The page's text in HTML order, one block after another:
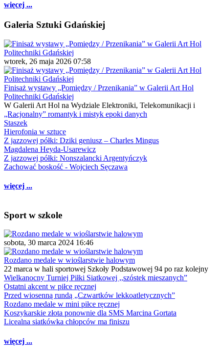
więcej ...
Galeria Sztuki Gdańskiej
wtorek, 26 maja 2026 07:58
Finisaż wystawy „Pomiędzy / Przenikania” w Galerii Art Hol
Politechniki Gdańskiej
W Galerii Art Hol na Wydziale Elektroniki, Telekomunikacji i
„Racjonalny” romantyk i mistyk epoki danych
Staszek
Hierofonia w sztuce
Z jazzowej półki: Dziki geniusz – Charles Mingus
Magdalena Heyda-Usarewicz
Z jazzowej półki: Nonszalancki Argentyńczyk
Zachować boskość - Wojciech Sęczawa
więcej ...
Sport w szkole
sobota, 30 marca 2024 16:46
Rozdano medale w wioślarstwie halowym
22 marca w hali sportowej Szkoły Podstawowej 94 po raz kolejny
Wielkanocny Turniej Piłki Siatkowej ,,szóstek mieszanych”
Ostatni akcent w piłce ręcznej
Przed wiosenną rundą „Czwartków lekkoatletycznych”
Rozdano medale w mini piłce ręcznej
Koszykarskie złota ponownie dla SMS Marcina Gortata
Licealna siatkówka chłopców ma finiszu
więcej ...